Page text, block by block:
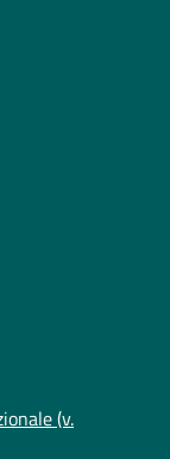
(v.